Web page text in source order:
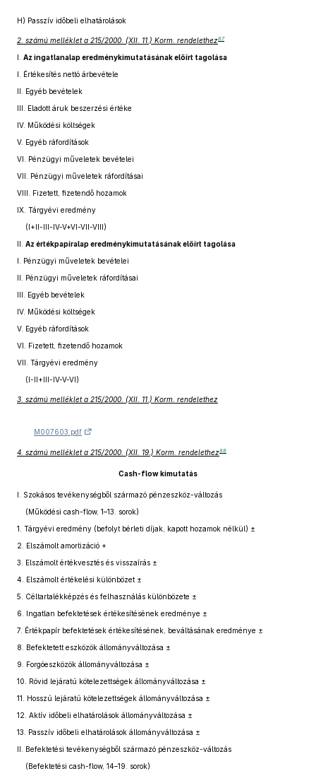
H) Passzív időbeli elhatárolások
2. számú melléklet a 215/2000. (XII. 11.) Korm. rendelethez87
I. Az ingatlanalap eredménykimutatásának előírt tagolása
I.
Értékesítés nettó árbevétele
II.
Egyéb bevételek
III.
Eladott áruk beszerzési értéke
IV. Működési költségek
V. Egyéb ráfordítások
VI.
Pénzügyi műveletek bevételei
VII.
Pénzügyi műveletek ráfordításai
VIII.
Fizetett, fizetendő hozamok
IX. Tárgyévi eredmény
(I+II-III-IV-V+VI-VII-VIII)
II. Az értékpapíralap eredménykimutatásának előírt tagolása
I.
Pénzügyi műveletek bevételei
II.
Pénzügyi műveletek ráfordításai
III.
Egyéb bevételek
IV. Működési költségek
V. Egyéb ráfordítások
VI.
Fizetett, fizetendő hozamok
VII. Tárgyévi eredmény
(I-II+III-IV-V-VI)
3. számú melléklet a 215/2000. (XII. 11.) Korm. rendelethez
M007603.pdf
4. számú melléklet a 215/2000. (XII. 19.) Korm. rendelethez88
Cash-flow kimutatás
I.
Szokásos tevékenységből származó pénzeszköz-változás
(Működési cash-flow, 1–13. sorok)
1. Tárgyévi eredmény (befolyt bérleti díjak, kapott hozamok nélkül) ±
2.
Elszámolt amortizáció +
3.
Elszámolt értékvesztés és visszaírás ±
4.
Elszámolt értékelési különbözet ±
5.
Céltartalékképzés és felhasználás különbözete ±
6.
Ingatlan befektetések értékesítésének eredménye ±
7. Értékpapír befektetések értékesítésének, beváltásának eredménye ±
8.
Befektetett eszközök állományváltozása ±
9.
Forgóeszközök állományváltozása ±
10.
Rövid lejáratú kötelezettségek állományváltozása ±
11.
Hosszú lejáratú kötelezettségek állományváltozása ±
12. Aktív időbeli elhatárolások állományváltozása ±
13.
Passzív időbeli elhatárolások állományváltozása ±
II.
Befektetési tevékenységből származó pénzeszköz-változás
(Befektetési cash-flow, 14–19. sorok)